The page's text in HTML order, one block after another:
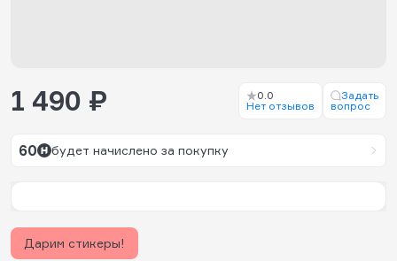
1 490 ₽
0.0
Нет отзывов
Задать
вопрос
60 будет начислено за покупку
Дарим стикеры!